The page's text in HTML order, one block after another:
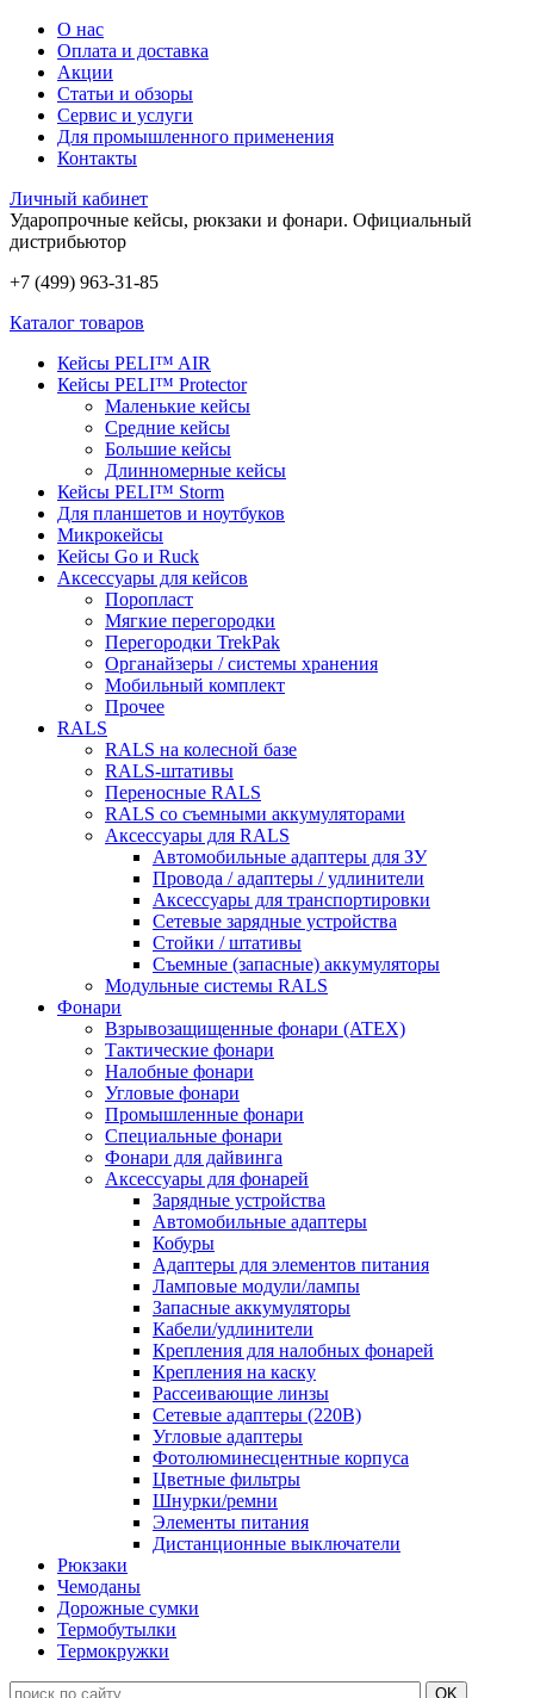
О нас
Оплата и доставка
Акции
Статьи и обзоры
Сервис и услуги
Для промышленного применения
Контакты
Личный кабинет
Ударопрочные кейсы, рюкзаки и фонари. Официальный
дистрибьютор
+7 (499) 963-31-85
Каталог товаров
Кейсы PELI™ AIR
Кейсы PELI™ Protector
Маленькие кейсы
Средние кейсы
Большие кейсы
Длинномерные кейсы
Кейсы PELI™ Storm
Для планшетов и ноутбуков
Микрокейсы
Кейсы Go и Ruck
Аксессуары для кейсов
Поропласт
Мягкие перегородки
Перегородки TrekPak
Органайзеры / системы хранения
Мобильный комплект
Прочее
RALS
RALS на колесной базе
RALS-штативы
Переносные RALS
RALS со съемными аккумуляторами
Аксессуары для RALS
Автомобильные адаптеры для ЗУ
Провода / адаптеры / удлинители
Аксессуары для транспортировки
Сетевые зарядные устройства
Стойки / штативы
Съемные (запасные) аккумуляторы
Модульные системы RALS
Фонари
Взрывозащищенные фонари (ATEX)
Тактические фонари
Налобные фонари
Угловые фонари
Промышленные фонари
Специальные фонари
Фонари для дайвинга
Аксессуары для фонарей
Зарядные устройства
Автомобильные адаптеры
Кобуры
Адаптеры для элементов питания
Ламповые модули/лампы
Запасные аккумуляторы
Кабели/удлинители
Крепления для налобных фонарей
Крепления на каску
Рассеивающие линзы
Сетевые адаптеры (220В)
Угловые адаптеры
Фотолюминесцентные корпуса
Цветные фильтры
Шнурки/ремни
Элементы питания
Дистанционные выключатели
Рюкзаки
Чемоданы
Дорожные сумки
Термобутылки
Термокружки